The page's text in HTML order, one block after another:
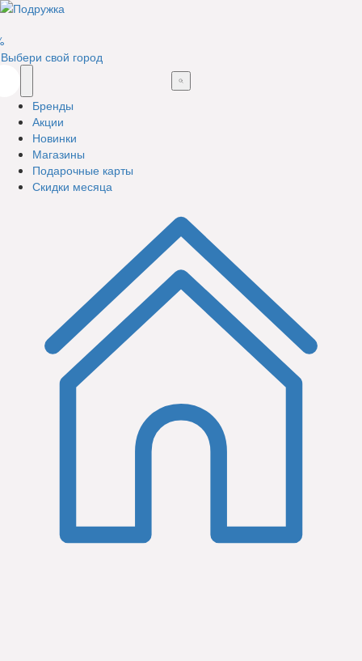
Выбери свой город
Бренды
Акции
Новинки
Магазины
Подарочные карты
Скидки месяца